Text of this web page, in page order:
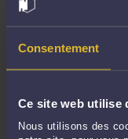
Consentement
Ce site web utilise
Nous utilisons des
Tribunal de Grande
97300 Cayenne
Téléphone fixe : +594
POINTS